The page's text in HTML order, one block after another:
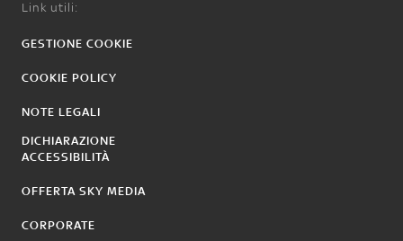
Link utili:
GESTIONE COOKIE
COOKIE POLICY
NOTE LEGALI
DICHIARAZIONE
ACCESSIBILITÀ
OFFERTA SKY MEDIA
CORPORATE